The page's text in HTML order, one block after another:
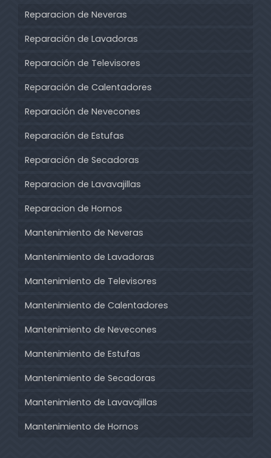
Reparacion de Neveras
Reparación de Lavadoras
Reparación de Televisores
Reparación de Calentadores
Reparación de Nevecones
Reparación de Estufas
Reparación de Secadoras
Reparacion de Lavavajillas
Reparacion de Hornos
Mantenimiento de Neveras
Mantenimiento de Lavadoras
Mantenimiento de Televisores
Mantenimiento de Calentadores
Mantenimiento de Nevecones
Mantenimiento de Estufas
Mantenimiento de Secadoras
Mantenimiento de Lavavajillas
Mantenimiento de Hornos